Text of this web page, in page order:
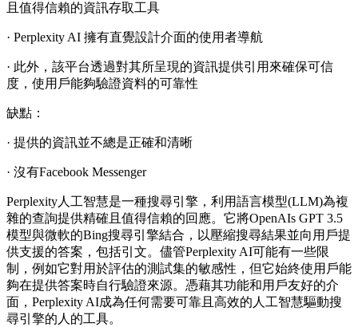
且值得信賴的資訊存取工具
· Perplexity AI 擁有直覺設計介面的使用者導航
· 此外，該平台透過對其所呈現的資訊提供引用來確保可信
度，使用戶能夠驗證資料的可靠性
缺點：
· 提供的資訊並不總是正確和清晰
· 沒有Facebook Messenger
Perplexity人工智慧是一種搜尋引擎，利用語言模型(LLM)為複
雜的查詢提供精確且值得信賴的回應。它將OpenAIs GPT 3.5
模型與微軟的Bing搜尋引擎結合，以壓縮搜尋結果並向用戶提
供支援的答案，包括引文。儘管Perplexity AI可能有一些限
制，例如它對用於評估的測試集的敏感性，但它始終使用戶能
夠在提供答案時自行驗證來源。憑藉其功能和用戶友好的介
面，Perplexity AI成為任何需要可靠且高效的人工智慧驅動搜
尋引擎的人的工具。